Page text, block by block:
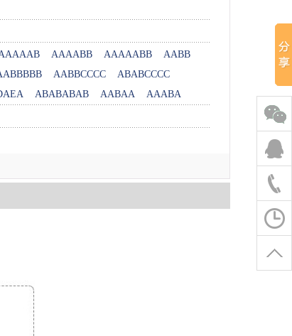
AAAABB AAAAABB
AABB
AABBCCCC
ABABCCCC
ABABABAB AABAA AAABA